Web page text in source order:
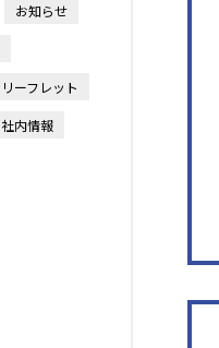
お知らせ
リーフレット
社内情報